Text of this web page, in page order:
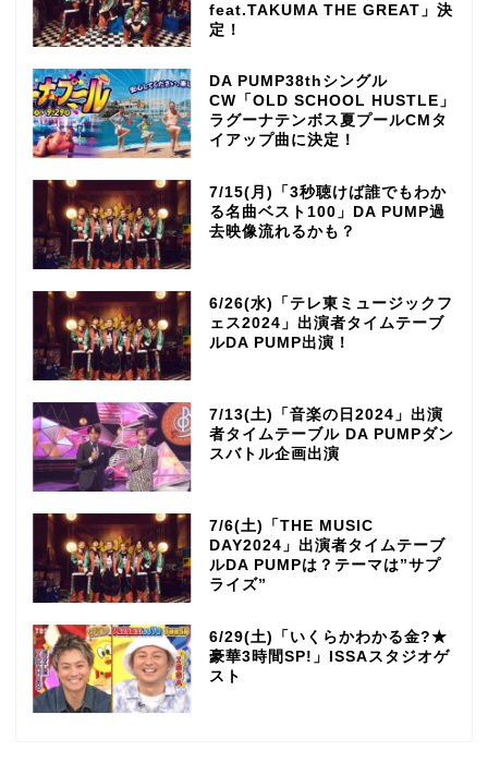
feat.TAKUMA THE GREAT」決
定！
DA PUMP38thシングル
CW「OLD SCHOOL HUSTLE」
ラグーナテンボス夏プールCMタ
イアップ曲に決定！
7/15(月)「3秒聴けば誰でもわか
る名曲ベスト100」DA PUMP過
去映像流れるかも？
6/26(水)「テレ東ミュージックフ
ェス2024」出演者タイムテーブ
ルDA PUMP出演！
7/13(土)「音楽の日2024」出演
者タイムテーブル DA PUMPダン
スバトル企画出演
7/6(土)「THE MUSIC
DAY2024」出演者タイムテーブ
ルDA PUMPは？テーマは”サプ
ライズ”
6/29(土)「いくらかわかる金?★
豪華3時間SP!」ISSAスタジオゲ
スト